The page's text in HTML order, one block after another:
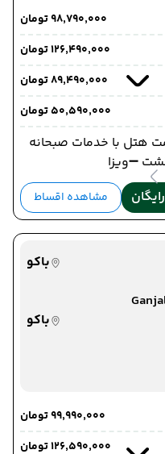
۹۸٬۷۹۰٬۰۰۰ تومان
۱۲۶٬۴۹۰٬۰۰۰ تومان
۸۹٬۴۹۰٬۰۰۰ تومان
۵۰٬۵۹۰٬۰۰۰ تومان
هتل با خدمات صبحانه
➖ویزا
مشاهده اقساط
باکو
باکو
۹۹٬۹۹۰٬۰۰۰ تومان
۱۲۶٬۵۹۰٬۰۰۰ تومان